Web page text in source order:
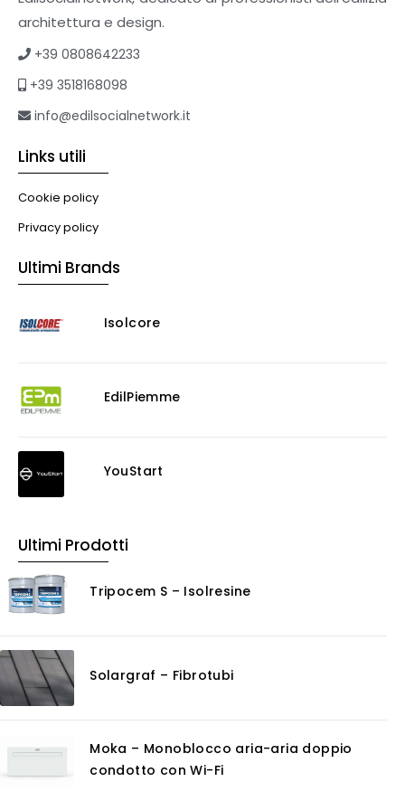
Tetti verdi
eBook
Formazione professionale
Illuminazione
Murature
Risanamento E Restauro
Consolidanti
Rasanti per muro
Senza Categoria
Consulenza
GIS
Piattaforme Cloud
architettura e design.
+39 0808642233
+39 3518168098
info@edilsocialnetwork.it
Links utili
Cookie policy
Privacy policy
Ultimi Brands
Isolcore
EdilPiemme
YouStart
Ultimi Prodotti
Tripocem S – Isolresine
Solargraf – Fibrotubi
Moka – Monoblocco aria-aria doppio
condotto con Wi-Fi